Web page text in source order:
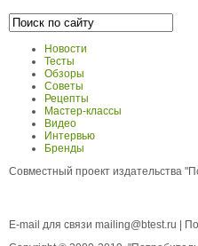
Новости
Тесты
Обзоры
Советы
Рецепты
Мастер-классы
Видео
Интервью
Бренды
Совместный проект издательства
E-mail для связи mailing@btest.ru